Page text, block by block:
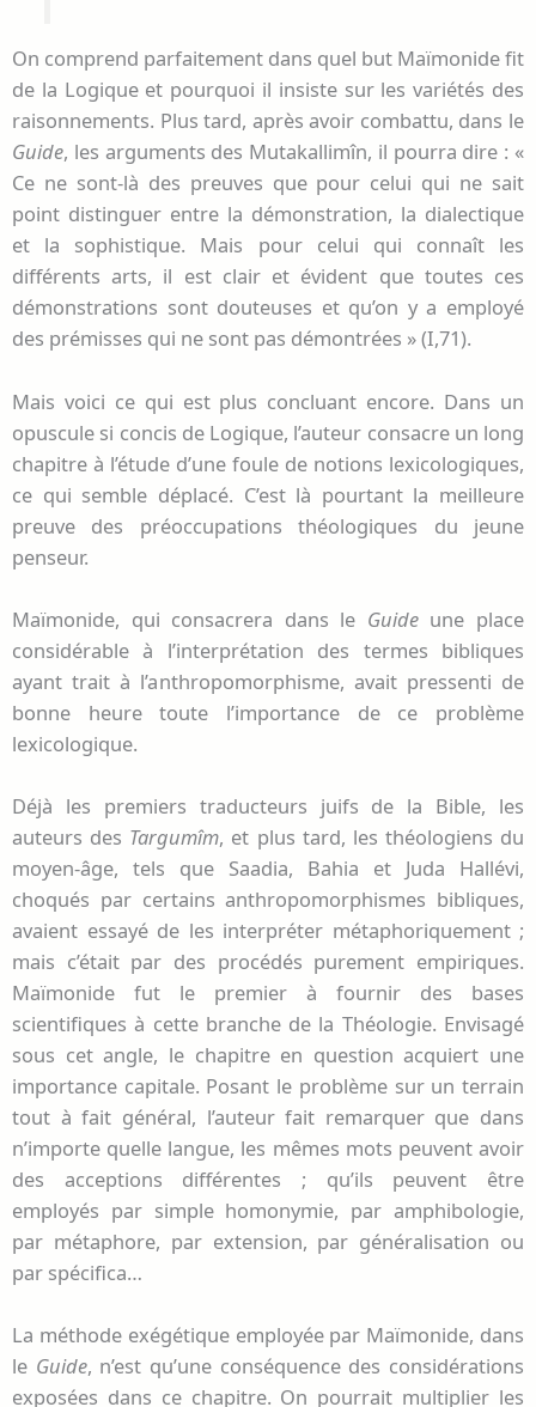
On comprend parfaitement dans quel but Maïmonide fit
de la Logique et pourquoi il insiste sur les variétés des
raisonnements. Plus tard, après avoir combattu, dans le
Guide, les arguments des Mutakallimîn, il pourra dire : «
Ce ne sont-là des preuves que pour celui qui ne sait
point distinguer entre la démonstration, la dialectique
et la sophistique. Mais pour celui qui connaît les
différents arts, il est clair et évident que toutes ces
démonstrations sont douteuses et qu’on y a employé
des prémisses qui ne sont pas démontrées » (I,71).
Mais voici ce qui est plus concluant encore. Dans un
opuscule si concis de Logique, l’auteur consacre un long
chapitre à l’étude d’une foule de notions lexicologiques,
ce qui semble déplacé. C’est là pourtant la meilleure
preuve des préoccupations théologiques du jeune
penseur.
Maïmonide, qui consacrera dans le Guideune place
considérable à l’interprétation des termes bibliques
ayant trait à l’anthropomorphisme, avait pressenti de
bonne heure toute l’importance de ce problème
lexicologique.
Déjà les premiers traducteurs juifs de la Bible, les
auteurs des Targumîm, et plus tard, les théologiens du
moyen-âge, tels que Saadia, Bahia et Juda Hallévi,
choqués par certains anthropomorphismes bibliques,
avaient essayé de les interpréter métaphoriquement ;
mais c’était par des procédés purement empiriques.
Maïmonide fut le premier à fournir des bases
scientifiques à cette branche de la Théologie. Envisagé
sous cet angle, le chapitre en question acquiert une
importance capitale. Posant le problème sur un terrain
tout à fait général, l’auteur fait remarquer que dans
n’importe quelle langue, les mêmes mots peuvent avoir
des acceptions différentes ; qu’ils peuvent être
employés par simple homonymie, par amphibologie,
par métaphore, par extension, par généralisation ou
par spécifica…
La méthode exégétique employée par Maïmonide, dans
le Guide, n’est qu’une conséquence des considérations
exposées dans ce chapitre. On pourrait multiplier les